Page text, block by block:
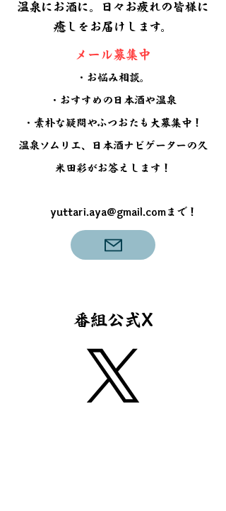
温泉にお酒に。日々お疲れの皆様に
癒しをお届けします。
メール募集中
・お悩み相談。
・おすすめの日本酒や温泉
・素朴な疑問やふつおたも大募集中！
温泉ソムリエ、日本酒ナビゲーターの久
米田彩がお答えします！
yuttari.aya@gmail.comまで！
​番組公式X